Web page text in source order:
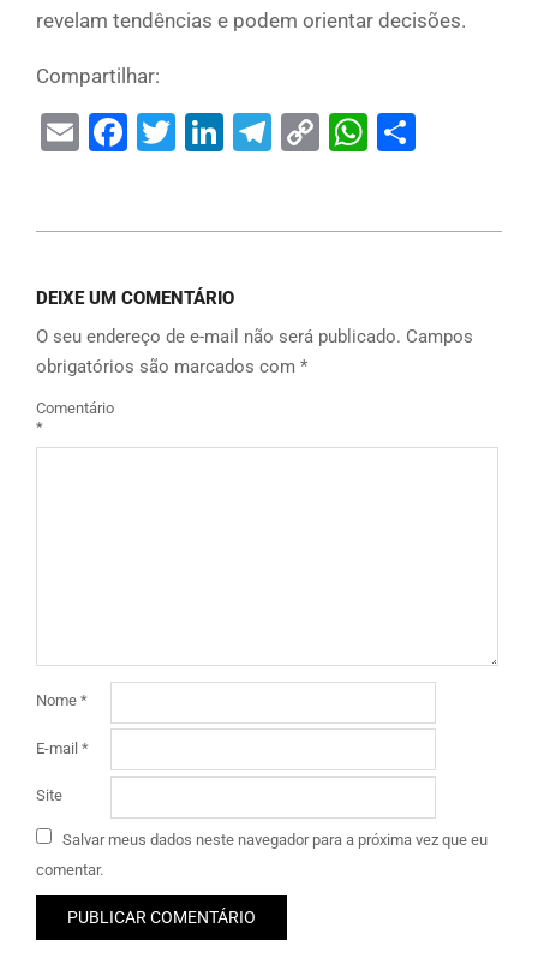
revelam tendências e podem orientar decisões.
Compartilhar:
EmailFacebook
Twitter
LinkedIn
Telegram
Copy
DEIXE UM COMENTÁRIO
O seu endereço de e-mail não será publicado. Campos
obrigatórios são marcados com *
Comentário
*
Nome *
E-mail *
Site
Salvar meus dados neste navegador para a próxima vez que eu
comentar.